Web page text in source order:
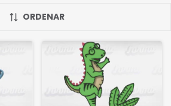
ORDENAR